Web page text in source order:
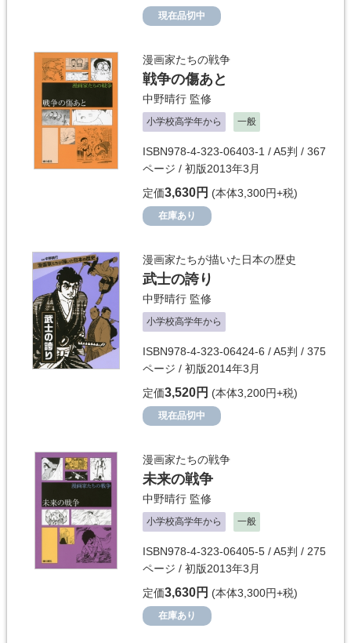
現在品切中
漫画家たちの戦争
戦争の傷あと
中野晴行 監修
小学校高学年から 一般
ISBN978-4-323-06403-1 / A5判 / 367
ページ / 初版2013年3月
定価3,630円 (本体3,300円+税)
在庫あり
漫画家たちが描いた日本の歴史
武士の誇り
中野晴行 監修
小学校高学年から
ISBN978-4-323-06424-6 / A5判 / 375
ページ / 初版2014年3月
定価3,520円 (本体3,200円+税)
現在品切中
漫画家たちの戦争
未来の戦争
中野晴行 監修
小学校高学年から 一般
ISBN978-4-323-06405-5 / A5判 / 275
ページ / 初版2013年3月
定価3,630円 (本体3,300円+税)
在庫あり